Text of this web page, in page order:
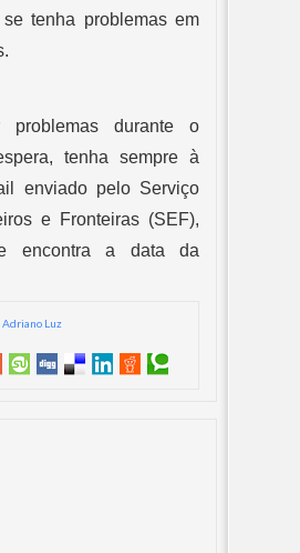
tenha problemas em
problemas durante o
tenha sempre à
enviado pelo Serviço
e Fronteiras (SEF),
encontra a data da
Adriano Luz